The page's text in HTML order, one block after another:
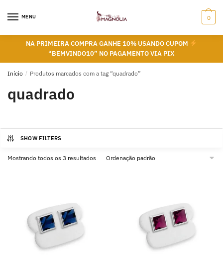
MENU 0
NA PRIMEIRA COMPRA GANHE 10% USANDO CUPOM
“BEMVINDO10” NO PAGAMENTO VIA PIX
Início / Produtos marcados com a tag “quadrado”
quadrado
SHOW FILTERS
Mostrando todos os 3 resultados